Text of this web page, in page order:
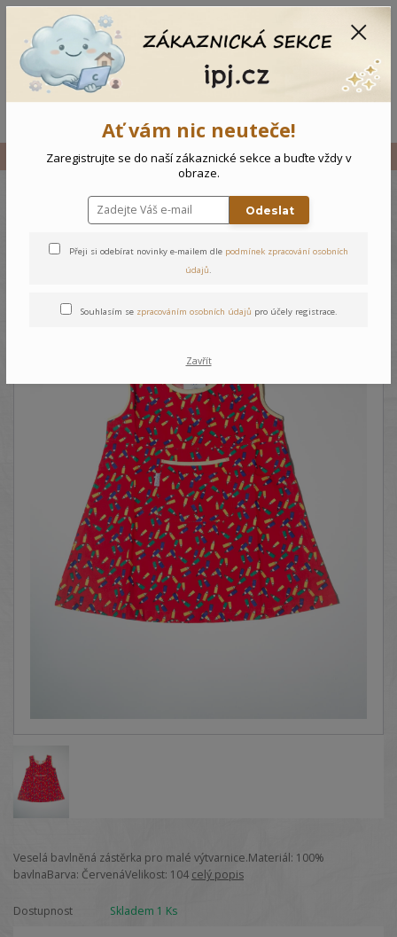
Vše Dětská zástěrka Pastelky
Dětská zástěrka Pastelky
Veselá bavlněná zástěrka pro malé výtvarnice.Materiál: 100%
bavlnaBarva: ČervenáVelikost: 104 celý popis
Dostupnost Skladem 1 Ks
Ať vám nic neuteče!
Zaregistrujte se do naší zákaznické sekce a buďte vždy v
obraze.
Odeslat
Přeji si odebírat novinky e-mailem dle podmínek zpracování osobních
údajů.
Souhlasím se zpracováním osobních údajů pro účely registrace.
Zavřít